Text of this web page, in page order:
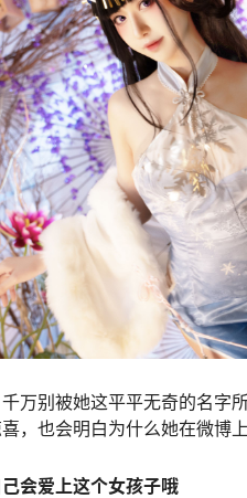
万别被她这平平无奇的名字
，也会明白为什么她在微博
会爱上这个女孩子哦